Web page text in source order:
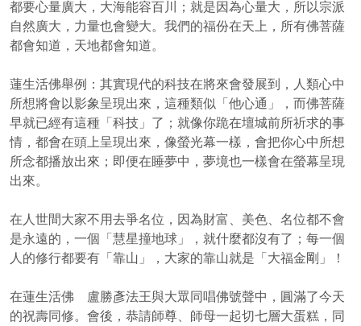
都要心量廣大，大海能容百川；就是因為心量大，所以宗派
自然廣大，力量也會變大。我們的福份在天上，所有佛菩薩
都會知道，天地都會知道。
蓮生活佛舉例：其實現代的科技在將來會發展到，人類心中
所想將會以影象呈現出來，這種類似「他心通」，而佛菩薩
早就已經有這種「科技」了；就像你跪在壇城前所祈求的事
情，都會在頭上呈現出來，像螢光幕一樣，會把你心中所想
所念都播放出來；即便在睡夢中，夢境也一樣會在螢幕呈現
出來。
在人世間大家不用去爭名位，因為財富、美色、名位都不會
是永遠的，一個「慧星撞地球」，就什麼都沒有了；每一個
人的修行都要有「靠山」，大家的靠山就是「大福金剛」！
在蓮生活佛 盧勝彥法王與大眾同唱佛號聲中，圓滿了今天
的祝壽同修。會後，恭請師尊、師母一起切七層大蛋糕，同